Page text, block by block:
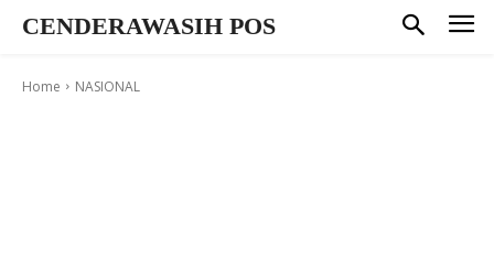
CENDERAWASIH POS
Home NASIONAL